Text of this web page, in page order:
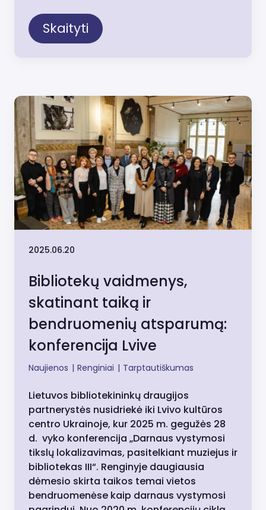
Skaityti
2025.06.20
Bibliotekų vaidmenys,
skatinant taiką ir
bendruomenių atsparumą:
konferencija Lvive
Naujienos | Renginiai | Tarptautiškumas
Lietuvos bibliotekininkų draugijos
partnerystės nusidriekė iki Lvivo kultūros
centro Ukrainoje, kur 2025 m. gegužės 28
d. vyko konferencija „Darnaus vystymosi
tikslų lokalizavimas, pasitelkiant muziejus ir
bibliotekas III“. Renginyje daugiausia
dėmesio skirta taikos temai vietos
bendruomenėse kaip darnaus vystymosi